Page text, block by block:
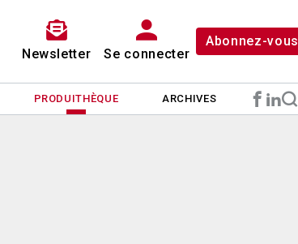
Newsletter Se connecter
Abonnez-vous
PRODUITHÈQUE ARCHIVES